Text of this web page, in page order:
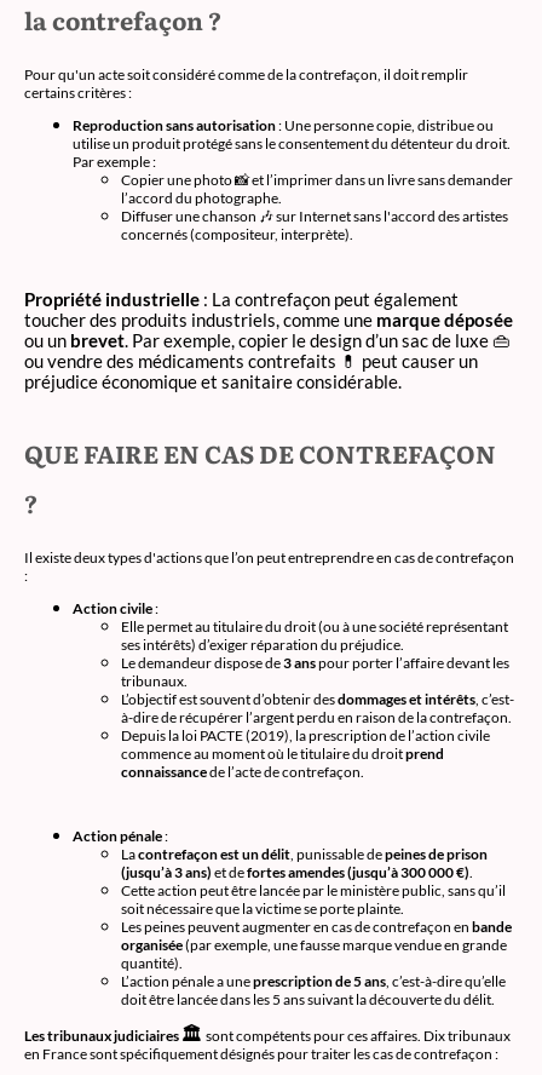
la contrefaçon ?
Pour qu'un acte soit considéré comme de la contrefaçon, il doit remplir
certains critères :
Reproduction sans autorisation: Une personne copie, distribue ou
utilise un produit protégé sans le consentement du détenteur du droit.
Par exemple :
Copier une photo 📸 et l’imprimer dans un livre sans demander
l’accord du photographe.
Diffuser une chanson 🎶 sur Internet sans l'accord des artistes
concernés (compositeur, interprète).
Propriété industrielle : La contrefaçon peut également
toucher des produits industriels, comme une marque déposée
ou un brevet. Par exemple, copier le design d’un sac de luxe 👜
ou vendre des médicaments contrefaits 💊 peut causer un
préjudice économique et sanitaire considérable.
QUE FAIRE EN CAS DE CONTREFAÇON
?
Il existe deux types d'actions que l’on peut entreprendre en cas de contrefaçon
:
Action civile:
Elle permet au titulaire du droit (ou à une société représentant
ses intérêts) d’exiger réparation du préjudice.
Le demandeur dispose de3 anspour porter l’affaire devant les
tribunaux.
L’objectif est souvent d’obtenir desdommages et intérêts , c’est-
à-dire de récupérer l’argent perdu en raison de la contrefaçon.
Depuis la loi PACTE (2019), la prescription de l’action civile
commence au moment où le titulaire du droitprend
connaissancede l’acte de contrefaçon.
Action pénale:
Lacontrefaçon est un délit, punissable depeines de prison
(jusqu’à 3 ans) et defortes amendes (jusqu’à 300 000 €).
Cette action peut être lancée par le ministère public, sans qu’il
soit nécessaire que la victime se porte plainte.
Les peines peuvent augmenter en cas de contrefaçon en bande
organisée(par exemple, une fausse marque vendue en grande
quantité).
L’action pénale a uneprescription de 5 ans, c’est-à-dire qu’elle
doit être lancée dans les 5 ans suivant la découverte du délit.
Les tribunaux judiciaires 🏛️ sont compétents pour ces affaires. Dix tribunaux
en France sont spécifiquement désignés pour traiter les cas de contrefaçon :